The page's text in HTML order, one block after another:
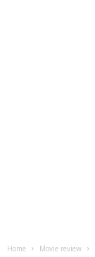
Home Movie review